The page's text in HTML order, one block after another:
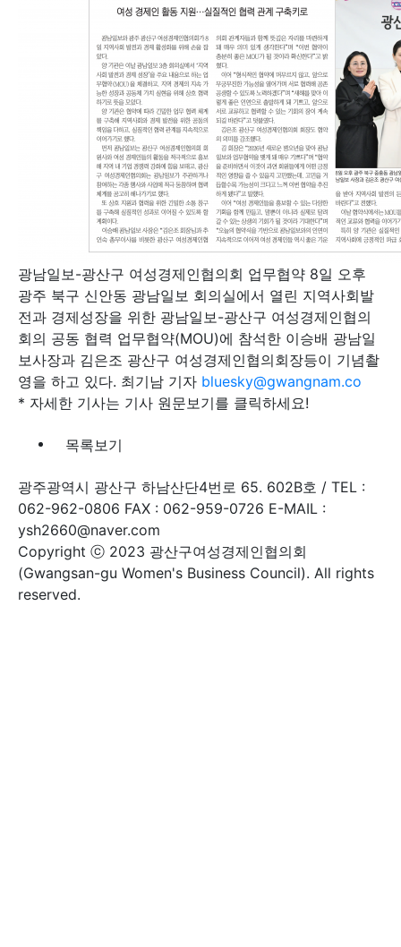
광남일보-광산구 여성경제인협의회 업무협약 8일 오후
광주 북구 신안동 광남일보 회의실에서 열린 지역사회발
전과 경제성장을 위한 광남일보-광산구 여성경제인협의
회의 공동 협력 업무협약(MOU)에 참석한 이승배 광남일
보사장과 김은조 광산구 여성경제인협의회장등이 기념촬
영을 하고 있다. 최기남 기자 bluesky@gwangnam.co
* 자세한 기사는 기사 원문보기를 클릭하세요!
목록보기
광주광역시 광산구 하남산단4번로 65. 602B호 / TEL :
062-962-0806 FAX : 062-959-0726 E-MAIL :
ysh2660@naver.com
Copyright ⓒ 2023 광산구여성경제인협의회
(Gwangsan-gu Women's Business Council). All rights
reserved.